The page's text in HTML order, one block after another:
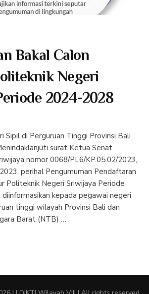
Bakal Calon
Negeri
2024-2028
Sipil di Perguruan Tinggi Provinsi Bali
surat Ketua Senat
nomor 0068/PL6/KP.05.02/2023,
perihal Pengumuman Pendaftaran
Politeknik Negeri Sriwijaya Periode
kepada pegawai negeri
tinggi wilayah Provinsi Bali dan
Barat (NTB) …